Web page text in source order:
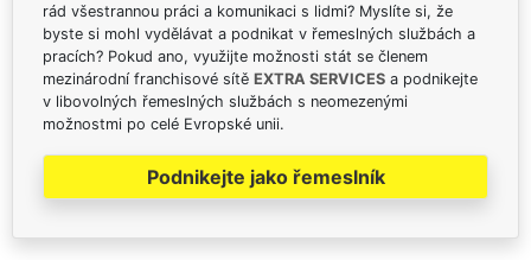
rád všestrannou práci a komunikaci s lidmi? Myslíte si, že
byste si mohl vydělávat a podnikat v řemeslných službách a
pracích? Pokud ano, využijte možnosti stát se členem
mezinárodní franchisové sítě EXTRA SERVICES a podnikejte
v libovolných řemeslných službách s neomezenými
možnostmi po celé Evropské unii.
Podnikejte jako řemeslník